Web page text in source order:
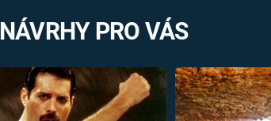
NÁVRHY PRO VÁS